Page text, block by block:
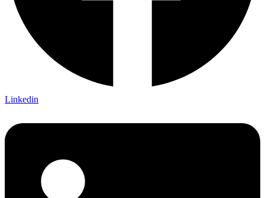
Linkedin